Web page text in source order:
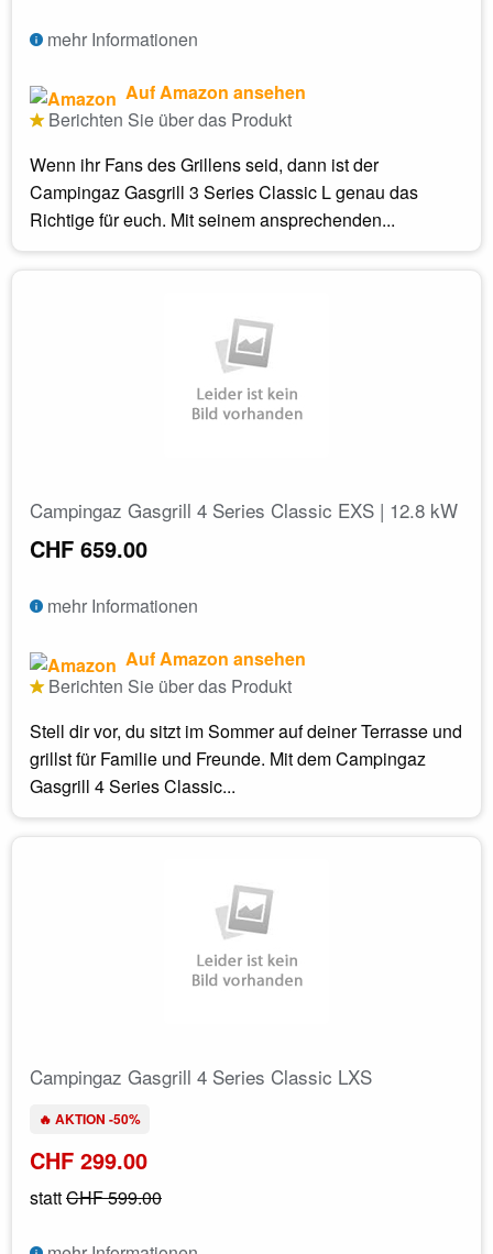
mehr Informationen
Auf Amazon ansehen
Berichten Sie über das Produkt
Wenn ihr Fans des Grillens seid, dann ist der
Campingaz Gasgrill 3 Series Classic L genau das
Richtige für euch. Mit seinem ansprechenden...
Campingaz Gasgrill 4 Series Classic EXS | 12.8 kW
CHF 659.00
mehr Informationen
Auf Amazon ansehen
Berichten Sie über das Produkt
Stell dir vor, du sitzt im Sommer auf deiner Terrasse und
grillst für Familie und Freunde. Mit dem Campingaz
Gasgrill 4 Series Classic...
Campingaz Gasgrill 4 Series Classic LXS
🔥 AKTION -50%
CHF 299.00
stattCHF 599.00